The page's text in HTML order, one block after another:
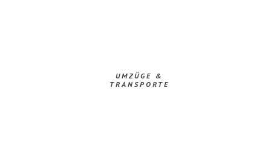
UMZÜGE &
TRANSPORTE